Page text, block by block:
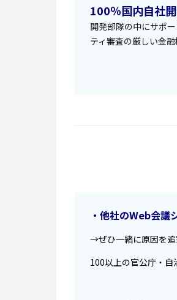
100％国内自社
開発部隊の中にサポ
ティ審査の厳しい金
・他社のWeb会議
→ぜひ一緒に原因を追
100以上の官公庁・自